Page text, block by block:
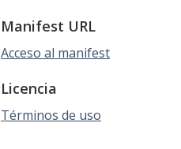
Manifest URL
Acceso al manifest
Licencia
Términos de uso